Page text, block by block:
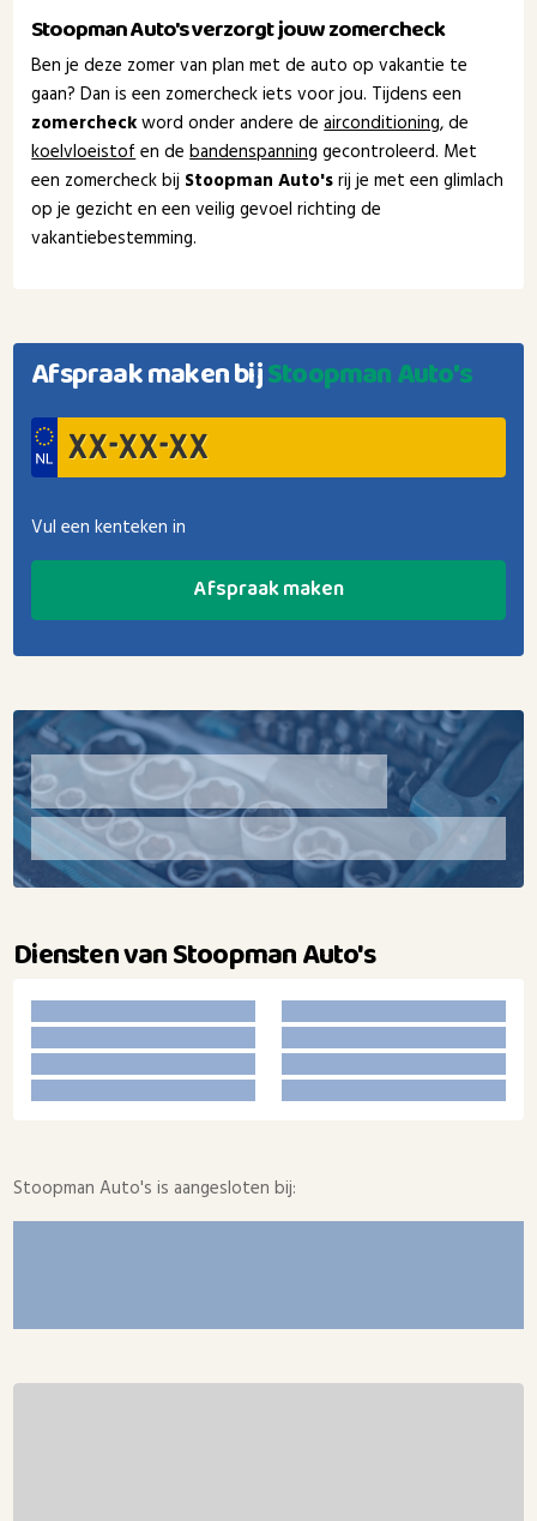
Stoopman Auto's verzorgt jouw zomercheck
Ben je deze zomer van plan met de auto op vakantie te
gaan? Dan is een zomercheck iets voor jou. Tijdens een
zomercheckword onder andere deairconditioning, de
koelvloeistofen debandenspanning gecontroleerd. Met
een zomercheck bij Stoopman Auto'srij je met een glimlach
op je gezicht en een veilig gevoel richting de
vakantiebestemming.
Afspraak maken bijStoopman Auto's
Vul een kenteken in
Afspraak maken
Diensten van Stoopman Auto's
Stoopman Auto's is aangesloten bij: